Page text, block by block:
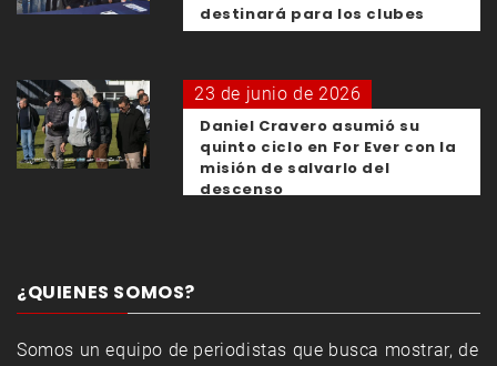
destinará para los clubes
23 de junio de 2026
Daniel Cravero asumió su
quinto ciclo en For Ever con la
misión de salvarlo del
descenso
¿QUIENES SOMOS?
Somos un equipo de periodistas que busca mostrar, de